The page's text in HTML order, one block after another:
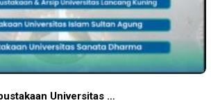
Universitas …